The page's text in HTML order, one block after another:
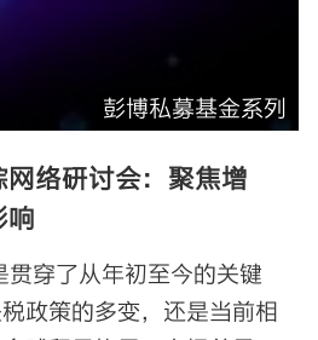
彭博私募基金系列
络研讨会：聚焦增
响
穿了从年初至今的关键
政策的多变，还是当前相